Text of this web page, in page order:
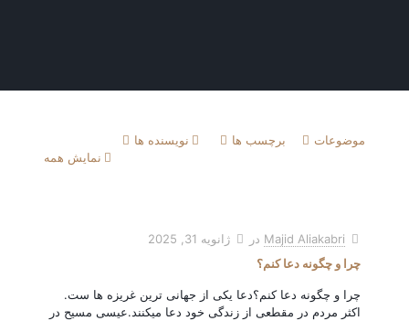
موضوعات برچسب ها
نویسنده ها
نمایش همه
Majid Aliakabri در
ژانویه 31, 2025
چرا و چگونه دعا کنم؟
چرا و چگونه دعا کنم؟دعا یکی از جهانی ترین غریزه‌ ها ست.
اکثر مردم در مقطعی از زندگی خود دعا میکنند.عیسی مسیح در